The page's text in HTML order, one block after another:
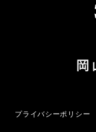
プライバシーポリシー